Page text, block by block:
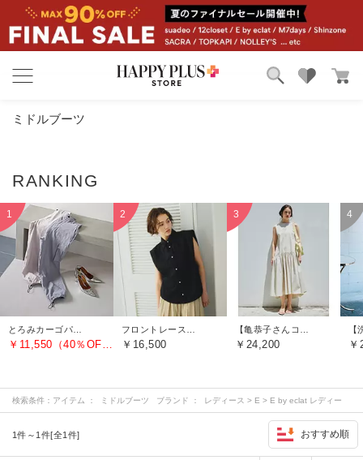
カテゴリ
お気に入り
ミドルブーツ
￥11,550（40％OFF） ￥16,500 ￥24,200
検索条件： アイテム ： ミドルブーツ ブランド ： レディース > E > E by eclat レディー
1件～1件[全1件] おすすめ順